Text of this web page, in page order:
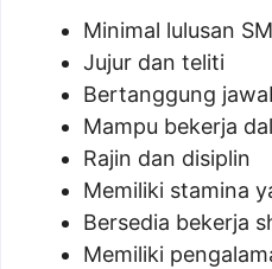
Minimal lulusan
Jujur dan teliti
Bertanggung
Mampu bekerja
Rajin dan disiplin
Memiliki stamina
Bersedia bekerja
Memiliki